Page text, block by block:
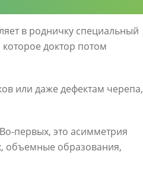
в родничку специальный
доктор потом
или даже дефектам черепа,
первых, это асимметрия
объемные образования,